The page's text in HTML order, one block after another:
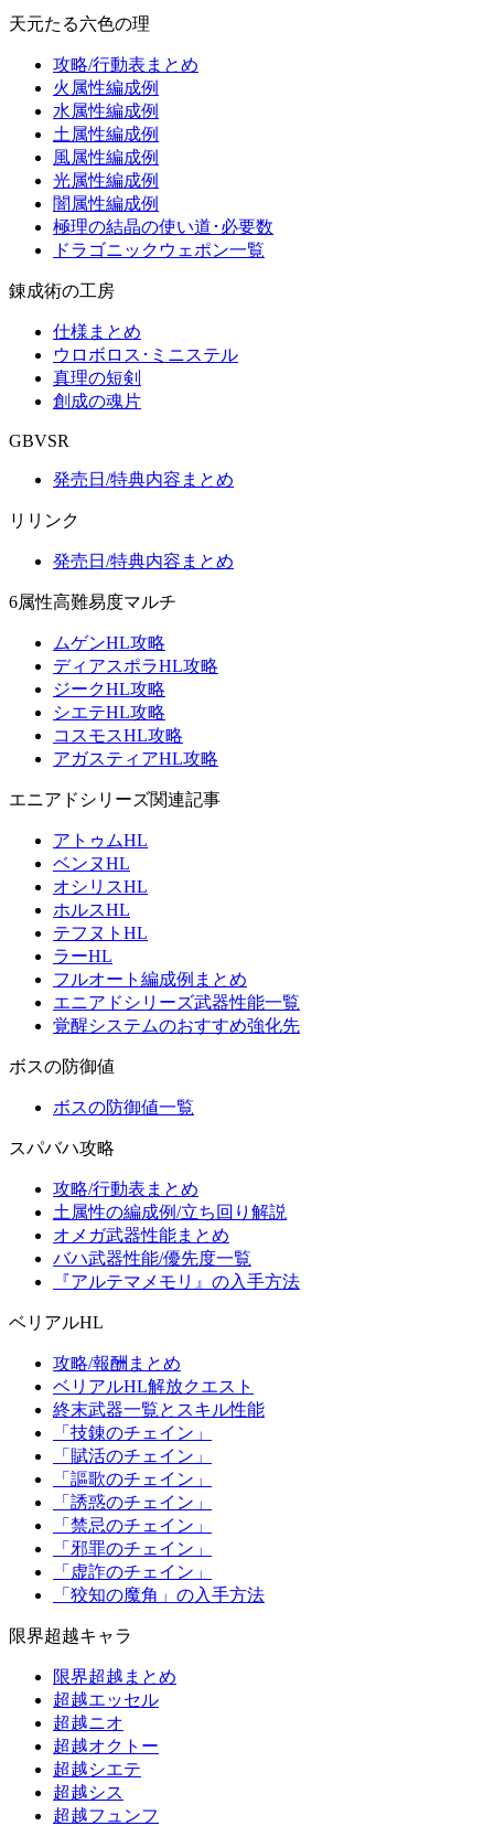
天元たる六色の理
攻略/行動表まとめ
火属性編成例
水属性編成例
土属性編成例
風属性編成例
光属性編成例
闇属性編成例
極理の結晶の使い道･必要数
ドラゴニックウェポン一覧
錬成術の工房
仕様まとめ
ウロボロス･ミニステル
真理の短剣
創成の魂片
GBVSR
発売日/特典内容まとめ
リリンク
発売日/特典内容まとめ
6属性高難易度マルチ
ムゲンHL攻略
ディアスポラHL攻略
ジークHL攻略
シエテHL攻略
コスモスHL攻略
アガスティアHL攻略
エニアドシリーズ関連記事
アトゥムHL
ベンヌHL
オシリスHL
ホルスHL
テフヌトHL
ラーHL
フルオート編成例まとめ
エニアドシリーズ武器性能一覧
覚醒システムのおすすめ強化先
ボスの防御値
ボスの防御値一覧
スパバハ攻略
攻略/行動表まとめ
土属性の編成例/立ち回り解説
オメガ武器性能まとめ
バハ武器性能/優先度一覧
『アルテマメモリ』の入手方法
ベリアルHL
攻略/報酬まとめ
ベリアルHL解放クエスト
終末武器一覧とスキル性能
「技錬のチェイン」
「賦活のチェイン」
「謳歌のチェイン」
「誘惑のチェイン」
「禁忌のチェイン」
「邪罪のチェイン」
「虚詐のチェイン」
「狡知の魔角」の入手方法
限界超越キャラ
限界超越まとめ
超越エッセル
超越ニオ
超越オクトー
超越シエテ
超越シス
超越フュンフ